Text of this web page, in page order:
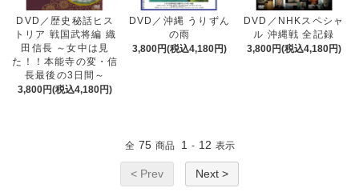
DVD／歴史秘話ヒス
トリア 戦国武将編 織
田信長 ～女中は見
た！！本能寺の変・信
長最後の3日間～
3,800円(税込4,180円)
DVD／沖縄 うりずん
の雨
3,800円(税込4,180円)
DVD／NHKスペシャ
ル 沖縄戦 全記録
3,800円(税込4,180円)
全 75 商品 1 - 12 表示
< Prev Next >